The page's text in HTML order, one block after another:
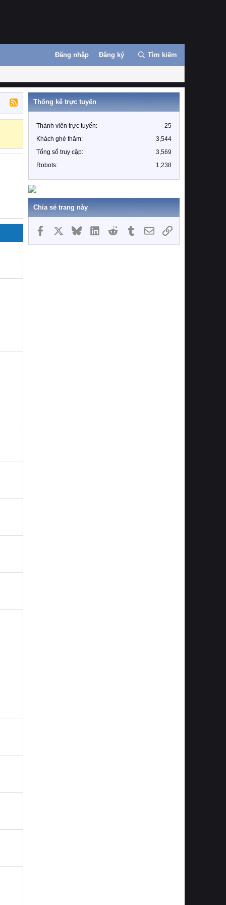
Đăng nhập Đăng ký Tìm kiếm
Thống kê trực tuyến
Thành viên trực tuyến
25
Khách ghé thăm
3,544
Tổng số truy cập
3,569
Robots
1,238
Chia sẻ trang này
Facebook BlueskyLinkedInReddit TumblrEmailLink